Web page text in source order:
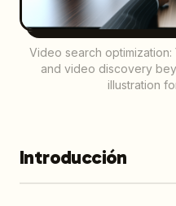
Video search optimization:
and video discovery
illustration
Introducción